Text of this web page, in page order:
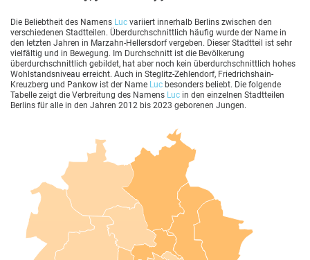
Die Beliebtheit des Namens Luc variiert innerhalb Berlins zwischen den
verschiedenen Stadtteilen. Überdurchschnittlich häufig wurde der Name in
den letzten Jahren in Marzahn-Hellersdorf vergeben. Dieser Stadtteil ist sehr
vielfältig und in Bewegung. Im Durchschnitt ist die Bevölkerung
überdurchschnittlich gebildet, hat aber noch kein überdurchschnittlich hohes
Wohlstandsniveau erreicht. Auch in Steglitz-Zehlendorf, Friedrichshain-
Kreuzberg und Pankow ist der Name Luc besonders beliebt. Die folgende
Tabelle zeigt die Verbreitung des Namens Luc in den einzelnen Stadtteilen
Berlins für alle in den Jahren 2012 bis 2023 geborenen Jungen.